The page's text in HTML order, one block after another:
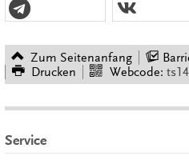
Zum Seitenanfang
Drucken
Webcode:
Service